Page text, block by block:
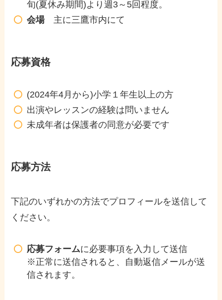
旬(夏休み期間)より週3～5回程度。
会場主に三鷹市内にて
応募資格
(2024年4月から)小学１年生以上の方
出演やレッスンの経験は問いません
未成年者は保護者の同意が必要です
応募方法
下記のいずれかの方法でプロフィールを送信して
ください。
応募フォームに必要事項を入力して送信
※正常に送信されると、自動返信メールが送
信されます。